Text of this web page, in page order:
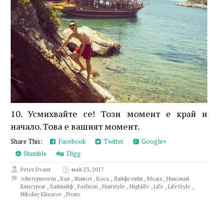
10. Усмихвайте се! Този момент е край и
начало. Това е вашият момент.
Share This: Facebook Twitter
Google+
Stumble
Digg
Peter Dvant
май 23, 2017
Абитуриенти ,Бал ,Живот ,Коса ,Лайфстайл ,Мода ,Николай
Клисуров ,Хайлайф ,Fashion ,Hairstyle ,Highlife ,Life ,LifeStyle ,
Nikolay Klisurov ,Prom